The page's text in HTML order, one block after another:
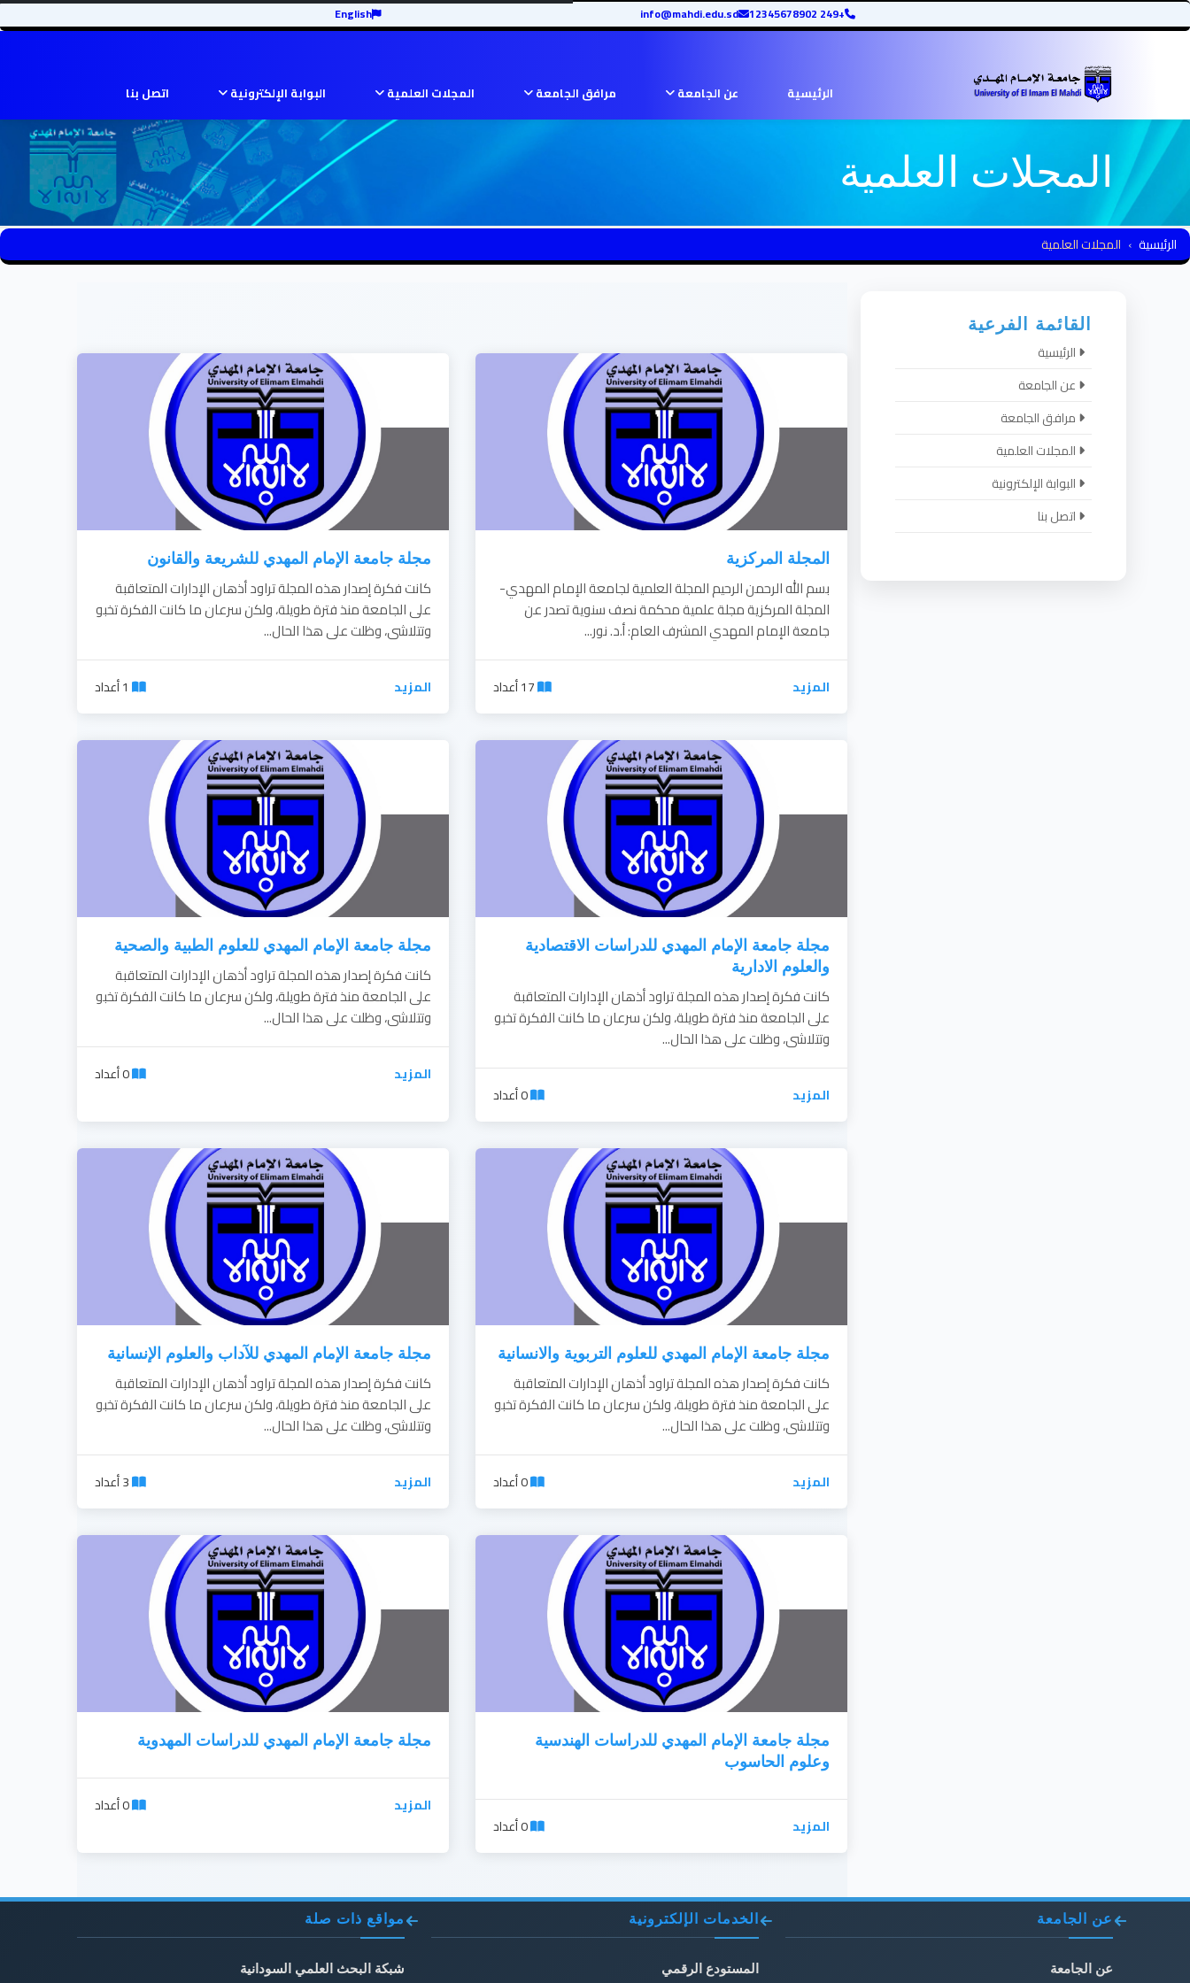
+249 12345678902
info@mahdi.edu.sd
English
الرئيسية عن الجامعة مرافق الجامعة المجلات العلمية البوابة الإلكترونية اتصل بنا
المجلات العلمية
الرئيسية المجلات العلمية
القائمة الفرعية
الرئيسية
عن الجامعة
مرافق الجامعة
المجلات العلمية
البوابة الإلكترونية
اتصل بنا
المجلة المركزية
بسم الله الرحمن الرحيم المجلة العلمية لجامعة الإمام المهدي-
المجلة المركزية مجلة علمية محكمة نصف سنوية تصدر عن
جامعة الإمام المهدي المشرف العام: أ.د. نور...
المزيد
مجلة جامعة الإمام المهدي للشريعة والقانون
كانت فكرة إصدار هذه المجلة تراود أذهان الإدارات المتعاقبة
على الجامعة منذ فترة طويلة، ولكن سرعان ما كانت الفكرة تخبو
وتتلاشى، وظلت على هذا الحال...
المزيد
مجلة جامعة الإمام المهدي للدراسات الاقتصادية
والعلوم الادارية
كانت فكرة إصدار هذه المجلة تراود أذهان الإدارات المتعاقبة
على الجامعة منذ فترة طويلة، ولكن سرعان ما كانت الفكرة تخبو
وتتلاشى، وظلت على هذا الحال...
المزيد
مجلة جامعة الإمام المهدي للعلوم الطبية والصحية
كانت فكرة إصدار هذه المجلة تراود أذهان الإدارات المتعاقبة
على الجامعة منذ فترة طويلة، ولكن سرعان ما كانت الفكرة تخبو
وتتلاشى، وظلت على هذا الحال...
المزيد
مجلة جامعة الإمام المهدي للعلوم التربوية والانسانية
كانت فكرة إصدار هذه المجلة تراود أذهان الإدارات المتعاقبة
على الجامعة منذ فترة طويلة، ولكن سرعان ما كانت الفكرة تخبو
وتتلاشى، وظلت على هذا الحال...
المزيد
مجلة جامعة الإمام المهدي للآداب والعلوم الإنسانية
كانت فكرة إصدار هذه المجلة تراود أذهان الإدارات المتعاقبة
على الجامعة منذ فترة طويلة، ولكن سرعان ما كانت الفكرة تخبو
وتتلاشى، وظلت على هذا الحال...
المزيد
مجلة جامعة الإمام المهدي للدراسات الهندسية
وعلوم الحاسوب
المزيد
مجلة جامعة الإمام المهدي للدراسات المهدوية
المزيد
عن الجامعة
عن الجامعة
الخدمات الإلكترونية
المستودع الرقمي
مواقع ذات صلة
شبكة البحث العلمي السودانية